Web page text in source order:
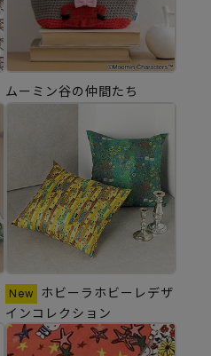
ムーミン谷の仲間たち
ホビーラホビーレデザ
インコレクション